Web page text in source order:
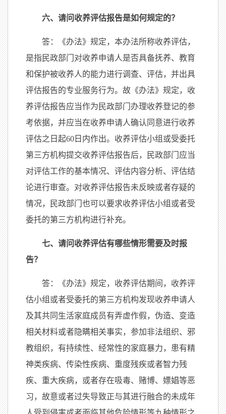
六、请问收养评估报告是如何规定的？
答：《办法》规定，本办法所称收养评估，
是指民政部门对收养申请人是否具备抚养、教育
和保护被收养人的能力进行调查、评估，并出具
评估报告的专业服务行为。故《办法》规定，收
养评估报告应当作为民政部门办理收养登记的参
考依据，并应当在收养申请人确认同意进行收养
评估之日起60日内作出。收养评估小组或受委托
第三方机构提交收养评估报告后，民政部门应当
对评估工作的基本情况、评估内容分析、评估结
论进行审查。对收养评估报告未反映或者存疑的
情况，民政部门也可以要求收养评估小组或者受
委托的第三方机构进行补充。
七、请问收养评估有哪些情形需要及时报
告？
答：《办法》规定，收养评估期间，收养评
估小组或者受委托的第三方机构发现收养申请人
及其共同生活家庭成员有弄虚作假，伪造、变造
相关材料或者隐瞒相关事实，参加非法组织、邪
教组织，有持续性、经常性的家庭暴力，患有精
神类疾病、传染性疾病、重度残疾或者智力残
疾、重大疾病，或者存在吸毒、赌博、嫖娼等恶
习，故意或者过失导致正与其进行融合的未成年